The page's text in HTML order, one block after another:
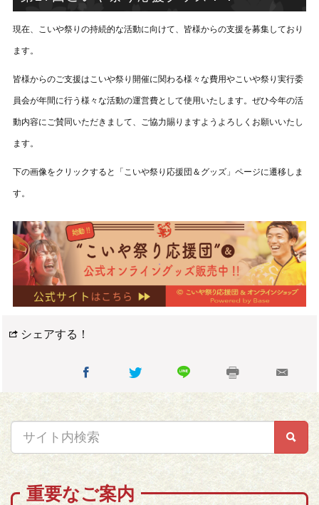
現在、こいや祭りの持続的な活動に向けて、皆様からの支援を募集しており
ます。
皆様からのご支援はこいや祭り開催に関わる様々な費用やこいや祭り実行委
員会が年間に行う様々な活動の運営費として使用いたします。ぜひ今年の活
動内容にご賛同いただきまして、ご協力賜りますようよろしくお願いいたし
ます。
下の画像をクリックすると「こいや祭り応援団＆グッズ」ページに遷移しま
す。
シェアする！
重要なご案内